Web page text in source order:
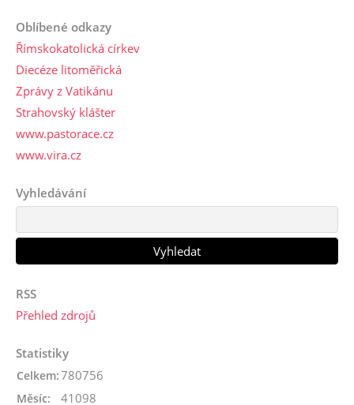
Oblíbené odkazy
Římskokatolická církev
Diecéze litoměřická
Zprávy z Vatikánu
Strahovský klášter
www.pastorace.cz
www.vira.cz
Vyhledávání
RSS
Přehled zdrojů
Statistiky
Celkem:780756
Měsíc: 41098